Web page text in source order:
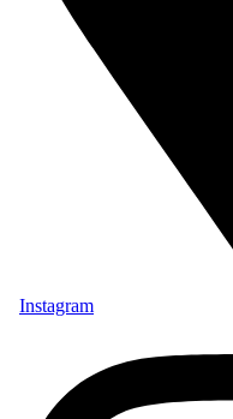
Instagram